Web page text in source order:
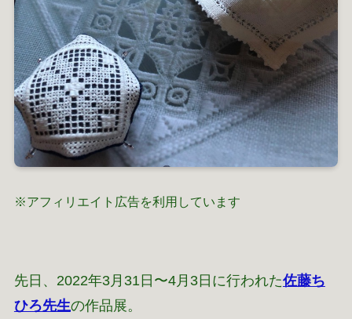
※アフィリエイト広告を利用しています
先日、2022年3月31日〜4月3日に行われた佐藤ち
ひろ先生の作品展。